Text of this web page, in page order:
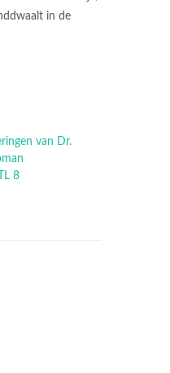
in de
van Dr.
8